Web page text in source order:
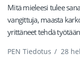
Mitä mieleesi tulee
vangittuja, maasta
yrittäneet tehdä
PEN Tiedotus / 28